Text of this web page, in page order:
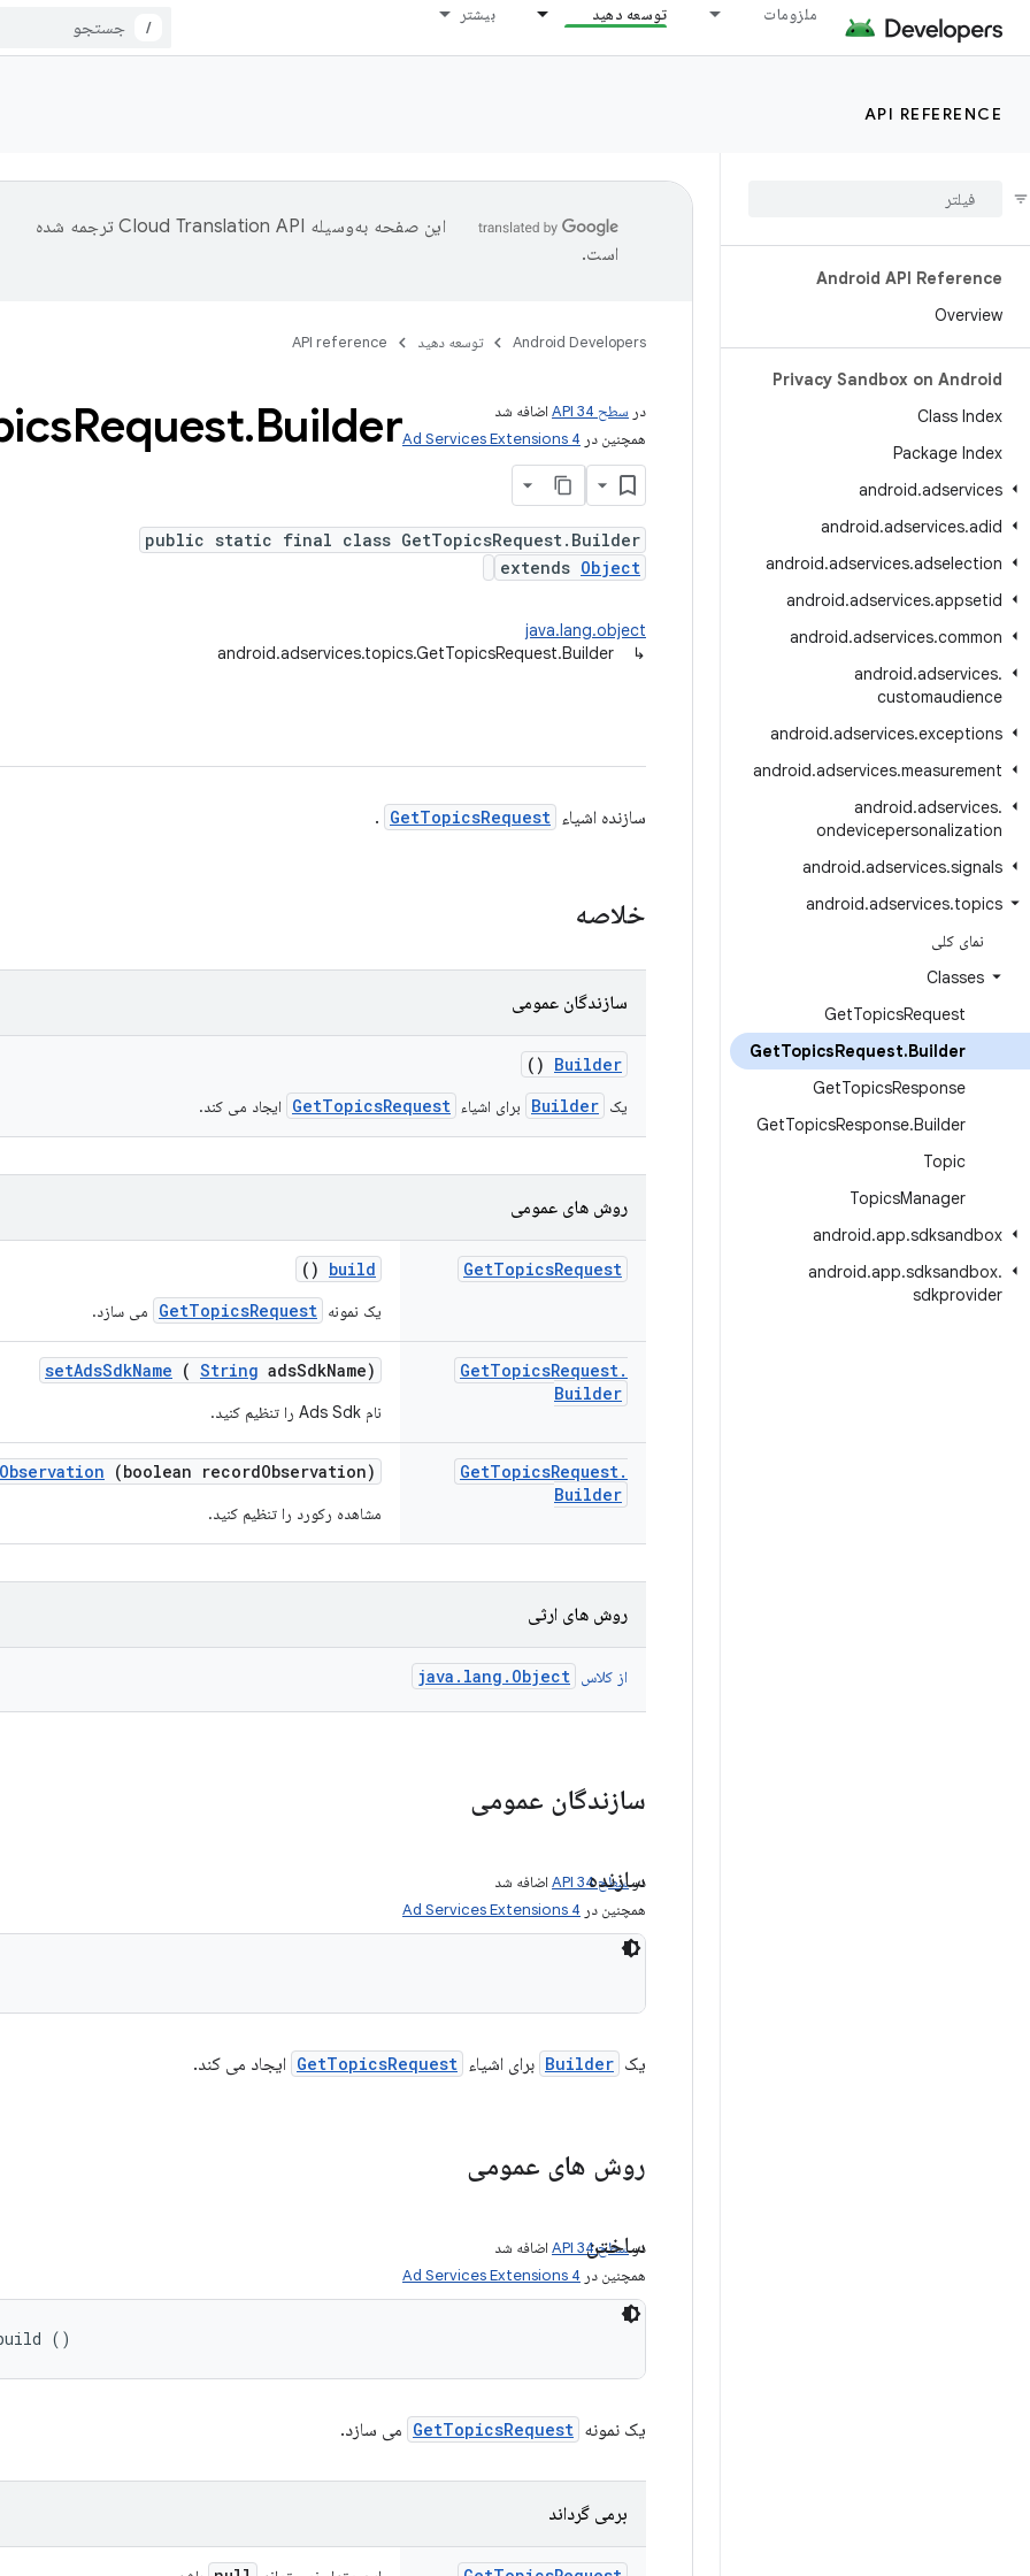
ملزومات توسعه دهید بیشتر
/
API REFERENCE
Android API Reference
Overview
Privacy Sandbox on Android
Class Index
Package Index
android.adservices
android.adservices.adid
android.adservices.adselection
android.adservices.appsetid
android.adservices.common
android.adservices.
customaudience
android.adservices.exceptions
android.adservices.measurement
android.adservices.
ondevicepersonalization
android.adservices.signals
android.adservices.topics
نمای کلی
Classes
GetTopicsRequest
GetTopicsRequest.Builder
GetTopicsResponse
GetTopicsResponse.Builder
Topic
TopicsManager
android.app.sdksandbox
android.app.sdksandbox.
sdkprovider
این صفحه به‌وسیله
ترجمه شده
است.
Android Developers توسعه دهید API reference
در سطح API 34
اضافه شد
همچنین در Ad Services Extensions 4
Request.Builder
public static final class GetTopicsRequest.Builder
extends Object
java.lang.object
↳
android.adservices.topics.GetTopicsRequest.Builder
سازنده اشیاء GetTopicsRequest
.
خلاصه
سازندگان عمومی
Builder
()
یک Builder برای اشیاء GetTopicsRequest ایجاد می کند.
روش های عمومی
GetTopicsRequest
build
()
یک نمونه GetTopicsRequest می سازد.
GetTopicsRequest.
Builder
setAdsSdkName ( String adsSdkName)
نام Ads Sdk را تنظیم کنید.
GetTopicsRequest.
Builder
Observation (boolean recordObservation)
مشاهده رکورد را تنظیم کنید.
روش های ارثی
از کلاس java.lang.Object
سازندگان عمومی
سازنده
درسطح API 34
اضافه شد
همچنین در Ad Services Extensions 4
یک Builder برای اشیاء GetTopicsRequest ایجاد می کند.
روش های عمومی
ساختن
درسطح API 34
اضافه شد
همچنین در Ad Services Extensions 4
()
یک نمونه GetTopicsRequest می سازد.
برمی گرداند